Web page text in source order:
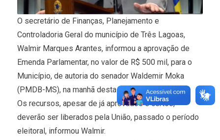
O secretário de Finanças, Planejamento e
Controladoria Geral do município de Três Lagoas,
Walmir Marques Arantes, informou a aprovação de
Emenda Parlamentar, no valor de R$ 500 mil, para o
Município, de autoria do senador Waldemir Moka
(PMDB-MS), na manhã desta terça-feira (24).
Os recursos, apesar de já aprovados e certos,
deverão ser liberados pela União, passado o período
eleitoral, informou Walmir.